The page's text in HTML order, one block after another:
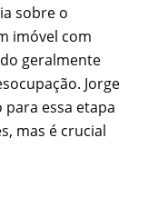
sobre o
imóvel com
geralmente
Jorge
essa etapa
mas é crucial